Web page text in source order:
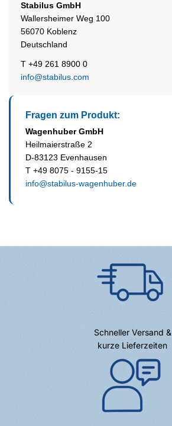
Stabilus GmbH
Wallersheimer Weg 100
56070 Koblenz
Deutschland
T +49 261 8900 0
info@stabilus.com
Fragen zum Produkt:
Wagenhuber GmbH
Heilmaierstraße 2
D-83123 Evenhausen
T +49 8075 - 9155-15
info@stabilus-wagenhuber.de
Schneller Versand &
kurze Lieferzeiten